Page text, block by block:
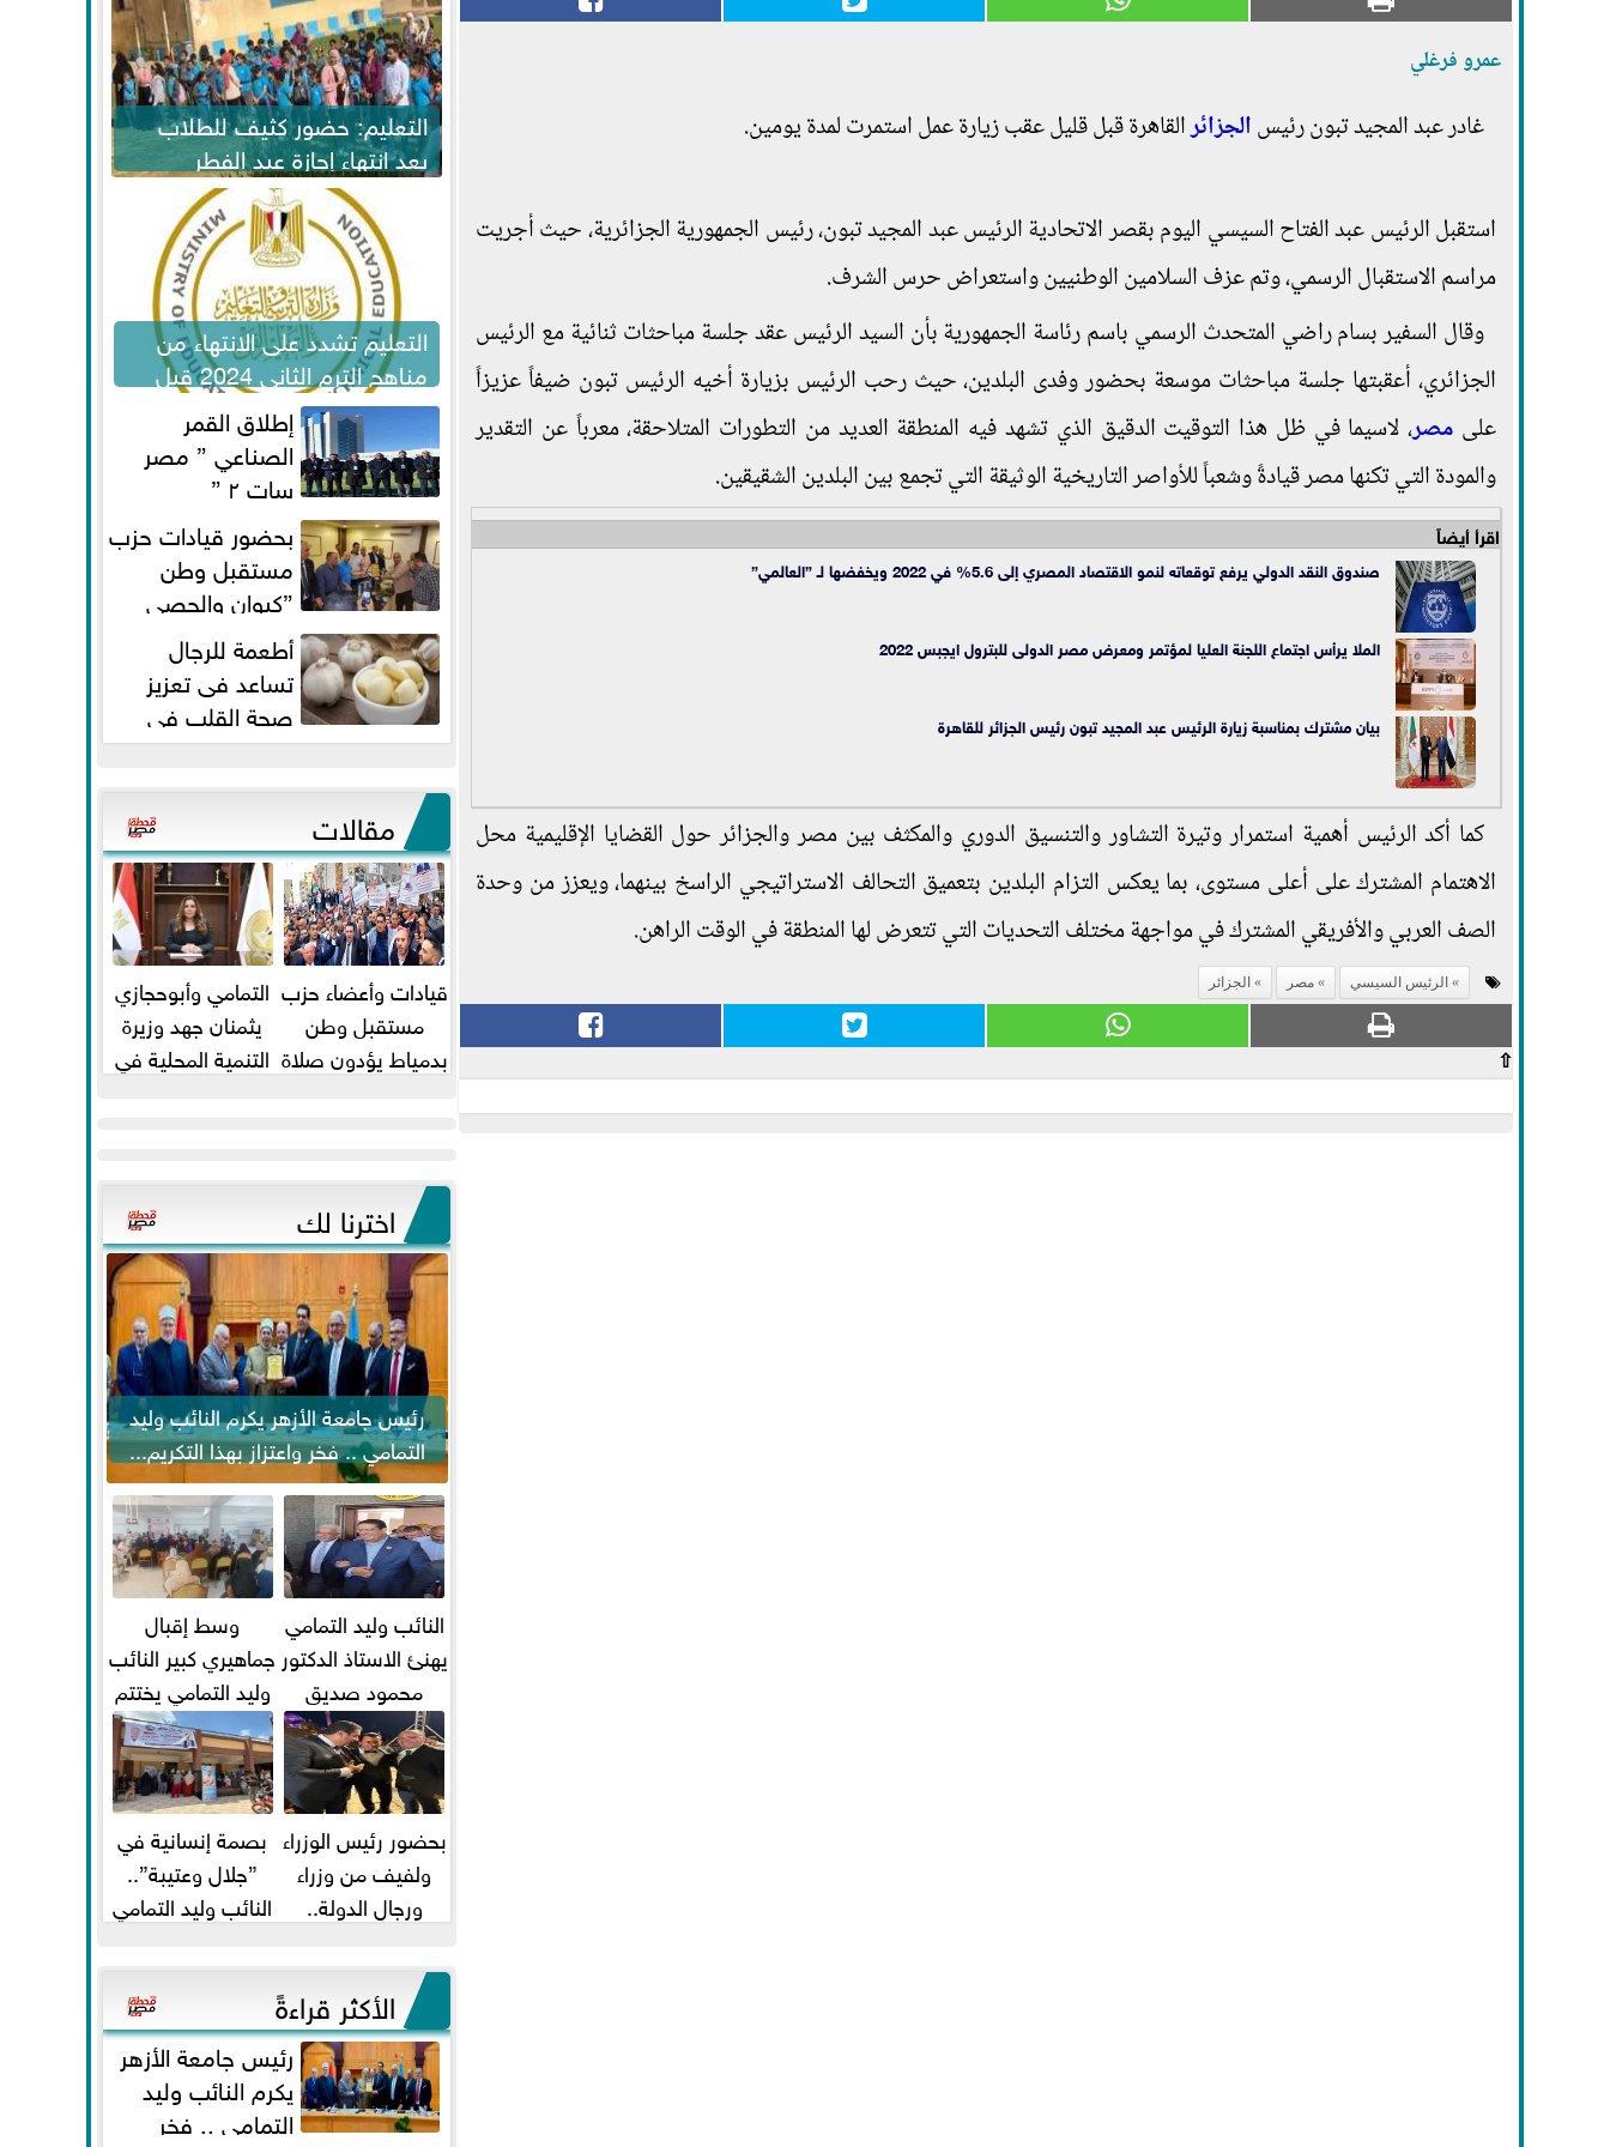
عمرو فرغلي
غادر عبد المجيد تبون رئيسالجزائرالقاهرة قبل قليل عقب زيارة عمل استمرت لمدة يومين.
استقبل الرئيس عبد الفتاح السيسي اليوم بقصر الاتحادية الرئيس عبد المجيد تبون، رئيس الجمهورية الجزائرية، حيث أجريت
مراسم الاستقبال الرسمي، وتم عزف السلامين الوطنيين واستعراض حرس الشرف.
وقال السفير بسام راضي المتحدث الرسمي باسم رئاسة الجمهورية بأن السيد الرئيس عقد جلسة مباحثات ثنائية مع الرئيس
الجزائري، أعقبتها جلسة مباحثات موسعة بحضور وفدى البلدين، حيث رحب الرئيس بزيارة أخيه الرئيس تبون ضيفاً عزيزاً
على مصر، لاسيما في ظل هذا التوقيت الدقيق الذي تشهد فيه المنطقة العديد من التطورات المتلاحقة، معرباً عن التقدير
والمودة التي تكنها مصر قيادةً وشعباً للأواصر التاريخية الوثيقة التي تجمع بين البلدين الشقيقين.
اقرأ أيضاً
صندوق النقد الدولي يرفع توقعاته لنمو الاقتصاد المصري إلى 5.6% في 2022 ويخفضها لـ ”العالمي”
الملا يرأس اجتماع اللجنة العليا لمؤتمر ومعرض مصر الدولى للبترول ايجبس 2022
بيان مشترك بمناسبة زيارة الرئيس عبد المجيد تبون رئيس الجزائر للقاهرة
كما أكد الرئيس أهمية استمرار وتيرة التشاور والتنسيق الدوري والمكثف بين مصر والجزائر حول القضايا الإقليمية محل
الاهتمام المشترك على أعلى مستوى، بما يعكس التزام البلدين بتعميق التحالف الاستراتيجي الراسخ بينهما، ويعزز من وحدة
الصف العربي والأفريقي المشترك في مواجهة مختلف التحديات التي تتعرض لها المنطقة في الوقت الراهن.
الرئيس السيسي مصر الجزائر
⇧
التعليم: حضور كثيف للطلاب
بعد انتهاء إجازة عيد الفطر
لاستكمال المناهج
التعليم تشدد على الانتهاء من
مناهج الترم الثاني 2024 قبل
الامتحانات
إطلاق القمر
الصناعي ” مصر
سات ٢ ”
بحضور قيادات حزب
مستقبل وطن
”كيوان والحصي
والتمامي وابوحجازي وعيسي” أمانه
كفر...
أطعمة للرجال
تساعد فى تعزيز
صحة القلب فى
سن الأربعين
مقالات
قيادات وأعضاء حزب
مستقبل وطن
بدمياط يؤدون صلاة
التمامي وأبوحجازي
يثمنان جهد وزيرة
التنمية المحلية في
اخترنا لك
رئيس جامعة الأزهر يكرم النائب وليد
التمامي .. فخر واعتزاز بهذا التكريم...
النائب وليد التمامي
يهنئ الاستاذ الدكتور
محمود صديق
تكليفة قائم باعمال
...
وسط إقبال
جماهيري كبير النائب
وليد التمامي يختتم
أضخم قافلة طبية
مجانية...
بحضور رئيس الوزراء
ولفيف من وزراء
ورجال الدولة..
ومحمد...
بصمة إنسانية في
”جلال وعتيبة”..
النائب وليد التمامي
شيحة يداويان...
الأكثر قراءةً
رئيس جامعة الأزهر
يكرم النائب وليد
التمامي .. فخر